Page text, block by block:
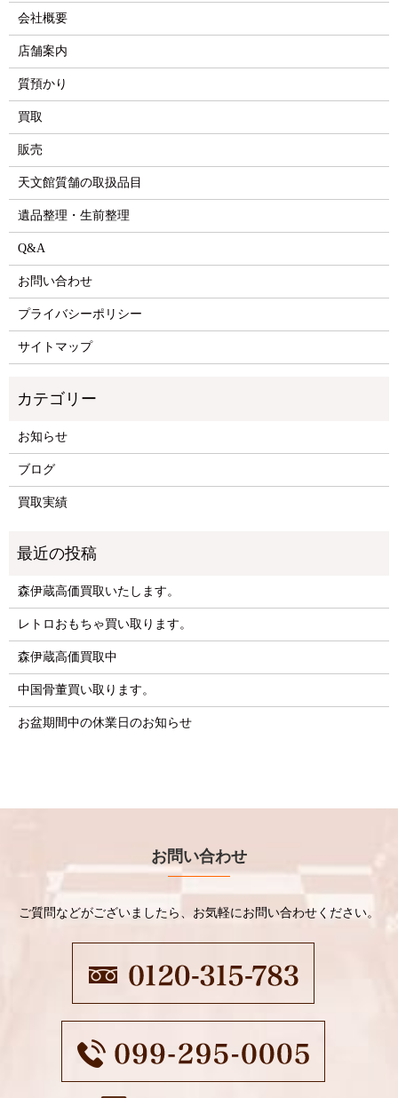
会社概要
店舗案内
質預かり
買取
販売
天文館質舗の取扱品目
遺品整理・生前整理
Q&A
お問い合わせ
プライバシーポリシー
サイトマップ
お知らせ
ブログ
買取実績
森伊蔵高価買取いたします。
レトロおもちゃ買い取ります。
森伊蔵高価買取中
中国骨董買い取ります。
お盆期間中の休業日のお知らせ
お問い合わせ
ご質問などがございましたら、お気軽にお問い合わせください。